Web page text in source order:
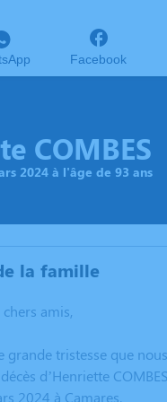
Facebook
COMBES
2024 à l'âge de 93 ans
la famille
amis,
grande tristesse que
d’Henriette
2024 à Camares.